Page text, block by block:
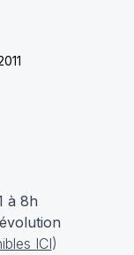
à 8h
ICI)